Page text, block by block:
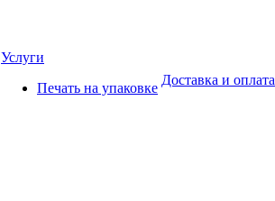
Услуги
Печать на упаковке
Доставка и оплата